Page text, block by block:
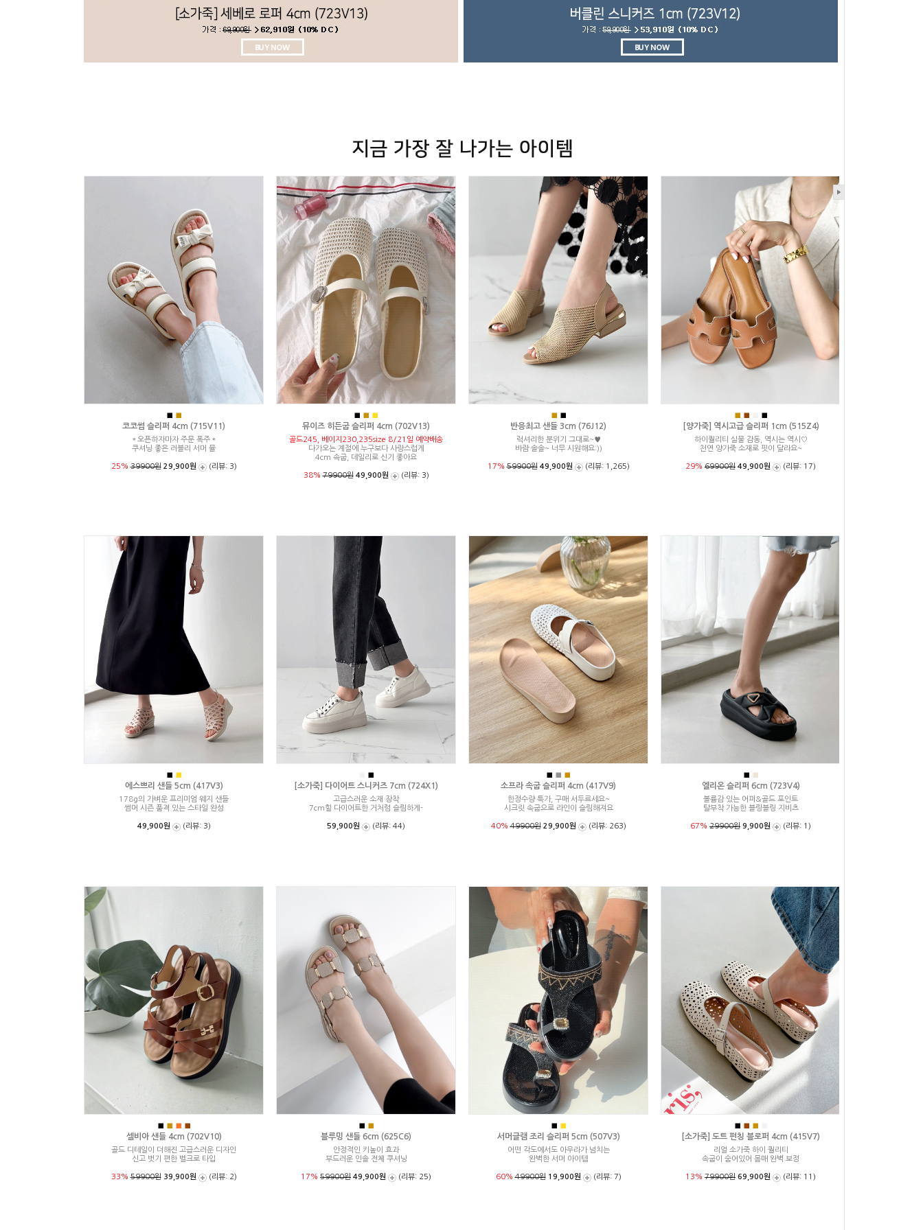
■ ■
코코썸 슬리퍼 4cm (715V11)
＊오픈하자마자 주문 폭주＊
쿠셔닝 좋은 러블리 서머 뮬
25%39900원 29,900원 (리뷰: 3)
■ ■ ■
뮤이즈 히든굽 슬리퍼 4cm (702V13)
골드245, 베이지230,235size 8/21일 예약배송
다가오는 계절에 누구보다 사랑스럽게
4cm 속굽, 데일리로 신기 좋아요
38%79900원 49,900원 (리뷰: 3)
■ ■
반응최고 샌들 3cm (76J12)
럭셔리한 분위기 그대로~♥
바람 솔솔~ 너무 시원해요:))
17%59900원 49,900원 (리뷰: 1,265)
■ ■ ■
[양가죽] 역시고급 슬리퍼 1cm (515Z4)
하이퀄리티 실물 감동, 역시는 역시♡
천연 양가죽 소재로 핏이 달라요~
29% 69900원 49,900원 (리뷰: 17)
■ ■
에스쁘리 샌들 5cm (417V3)
178g의 가벼운 프리미엄 웨지 샌들
썸머 시즌 품격 있는 스타일 완성
49,900원 (리뷰: 3)
■
[소가죽] 다이어트 스니커즈 7cm (724X1)
고급스러운 소재 장착
7cm힐 다이어트한 거처럼 슬림하게-
59,900원 (리뷰: 44)
■ ■ ■
소프라 속굽 슬리퍼 4cm (417V9)
한정수량 특가, 구매 서두르세요~
시크릿 속굽으로 라인이 슬림해져요
40%49900원 29,900원 (리뷰: 263)
■
엘리온 슬리퍼 6cm (723V4)
볼륨감 있는 어퍼&골드 포인트
탈부착 가능한 블링블링 지비츠
67% 29900원 9,900원 (리뷰: 1)
■ ■ ■ ■
셀비아 샌들 4cm (702V10)
골드 디테일이 더해진 고급스러운 디자인
신고 벗기 편한 벨크로 타입
33%59900원 39,900원 (리뷰: 2)
■ ■
블루밍 샌들 6cm (625C6)
안정적인 키높이 효과
부드러운 인솔 전체 쿠셔닝
17% 59900원 49,900원 (리뷰: 25)
■ ■
서머글램 조리 슬리퍼 5cm (507V3)
어떤 각도에서도 아우라가 넘치는
완벽한 서머 아이템
60%49900원 19,900원 (리뷰: 7)
■ ■ ■
[소가죽] 도트 펀칭 블로퍼 4cm (415V7)
리얼 소가죽 하이 퀄리티
속굽이 숨어있어 몸매 완벽 보정
13% 79900원 69,900원 (리뷰: 11)